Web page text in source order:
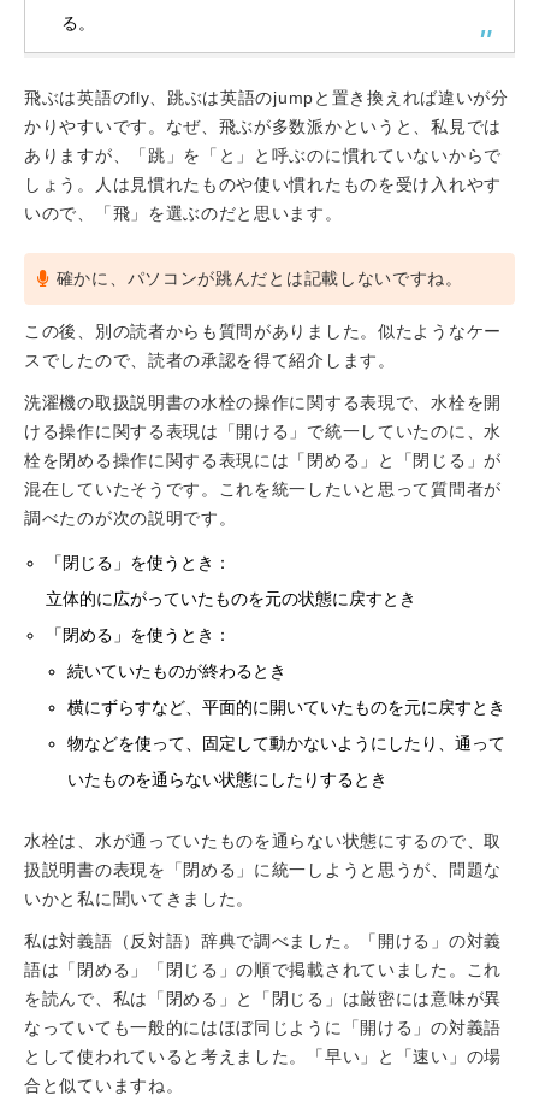
る。
飛ぶは英語のfly、跳ぶは英語のjumpと置き換えれば違いが分
かりやすいです。なぜ、飛ぶが多数派かというと、私見では
ありますが、「跳」を「と」と呼ぶのに慣れていないからで
しょう。人は見慣れたものや使い慣れたものを受け入れやす
いので、「飛」を選ぶのだと思います。
確かに、パソコンが跳んだとは記載しないですね。
この後、別の読者からも質問がありました。似たようなケー
スでしたので、読者の承認を得て紹介します。
洗濯機の取扱説明書の水栓の操作に関する表現で、水栓を開
ける操作に関する表現は「開ける」で統一していたのに、水
栓を閉める操作に関する表現には「閉める」と「閉じる」が
混在していたそうです。これを統一したいと思って質問者が
調べたのが次の説明です。
「閉じる」を使うとき：
立体的に広がっていたものを元の状態に戻すとき
「閉める」を使うとき：
続いていたものが終わるとき
横にずらすなど、平面的に開いていたものを元に戻すとき
物などを使って、固定して動かないようにしたり、通って
いたものを通らない状態にしたりするとき
水栓は、水が通っていたものを通らない状態にするので、取
扱説明書の表現を「閉める」に統一しようと思うが、問題な
いかと私に聞いてきました。
私は対義語（反対語）辞典で調べました。「開ける」の対義
語は「閉める」「閉じる」の順で掲載されていました。これ
を読んで、私は「閉める」と「閉じる」は厳密には意味が異
なっていても一般的にはほぼ同じように「開ける」の対義語
として使われていると考えました。「早い」と「速い」の場
合と似ていますね。